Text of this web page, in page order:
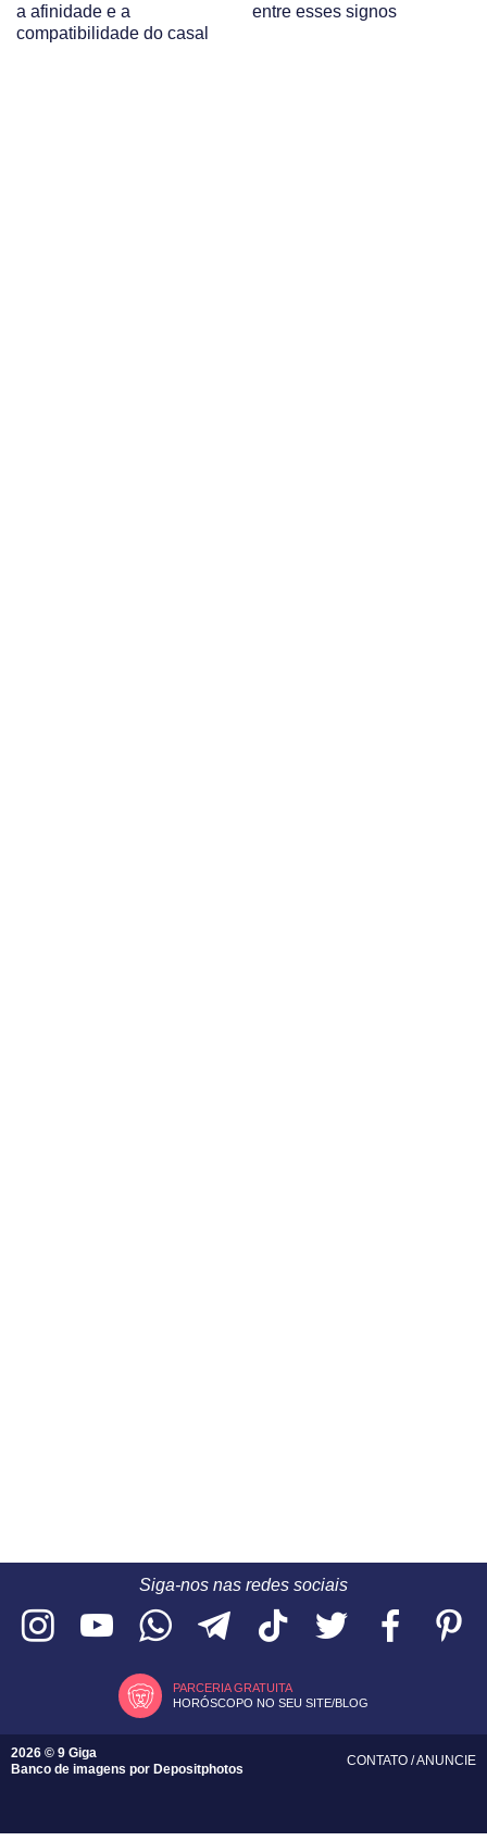
a afinidade e a
compatibilidade do casal
entre esses signos
Siga-nos nas redes sociais
PARCERIA GRATUITA
HORÓSCOPO NO SEU SITE/BLOG
2026 © 9 Giga
Banco de imagens por Depositphotos
CONTATO /ANUNCIE